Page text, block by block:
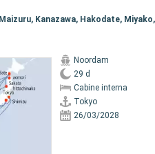
Noordam
29 d
Cabine interna
Tokyo
26/03/2028